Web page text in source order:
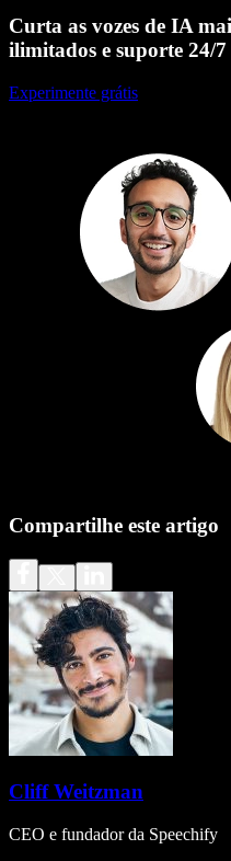
Curta as vozes de IA
ilimitados e suporte 24/7
Experimente grátis
Compartilhe este artigo
Cliff Weitzman
CEO e fundador da Speechify